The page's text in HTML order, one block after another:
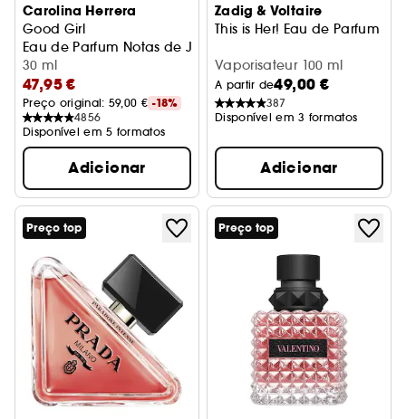
Carolina Herrera
Good Girl
Eau de Parfum Notas de Jasmim, Amêndoa e Fava Tonka
30 ml
47,95 €
Preço original: 59,00 € -18%
4856
Disponível em 5 formatos
Adicionar
Zadig & Voltaire
This is Her! Eau de Parfum
Vaporisateur 100 ml
A partir de49,00 €
387
Disponível em 3 formatos
Adicionar
Preço top Preço top